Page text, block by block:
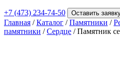
+7 (473) 234-74-50 Оставить
Главная /Каталог /Памятники /
памятники /Сердце / Памятник